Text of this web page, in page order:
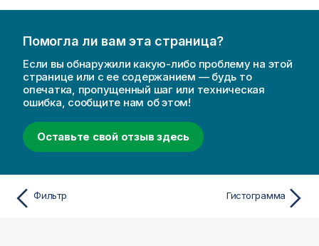
Помогла ли вам эта страница?
Если вы обнаружили какую-либо проблему на этой
странице или с ее содержанием — будь то
опечатка, пропущенный шаг или техническая
ошибка, сообщите нам об этом!
Оставьте свой отзыв здесь
Фильтр Гистограмма